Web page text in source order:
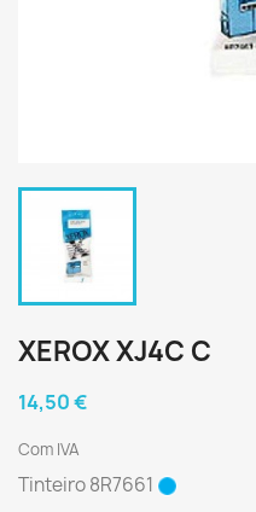
XEROX XJ4C C
14,50 €
Com IVA
Tinteiro 8R7661